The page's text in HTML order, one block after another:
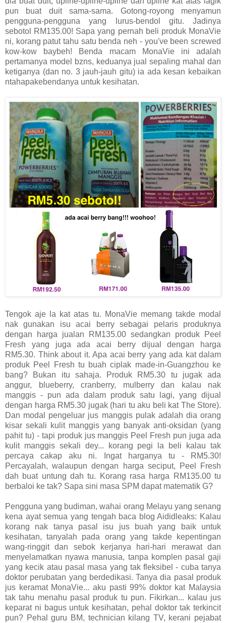
pun buat duit sama-sama. Gotong-royong menyamun
pengguna-pengguna yang lurus-bendol gitu. Jadinya
sebotol RM135.00! Sapa yang pernah beli produk MonaVie
ni, korang patut tahu satu benda neh - you've been screwed
kow-kow baybeh! Benda macam MonaVie ini adalah
pertamanya model bzns, keduanya jual sepaling mahal dan
ketiganya (dan no. 3 jauh-jauh gitu) ia ada kesan kebaikan
ntahapakebendanya untuk kesihatan.
Tengok aje la kat atas tu. MonaVie memang takde modal
nak gunakan isu acai berry sebagai pelaris produknya
dengan harga jualan RM135.00 sedangkan produk Peel
Fresh yang juga ada acai berry dijual dengan harga
RM5.30. Think about it. Apa acai berry yang ada kat dalam
produk Peel Fresh tu buah ciplak made-in-Guangzhou ke
bang? Bukan itu sahaja. Produk RM5.30 tu jugak ada
anggur, blueberry, cranberry, mulberry dan kalau nak
manggis - pun ada dalam produk satu lagi, yang dijual
dengan harga RM5.30 jugak (hari tu aku beli kat The Store).
Dan modal pengeluar jus manggis pulak adalah dia orang
kisar sekali kulit manggis yang banyak anti-oksidan (yang
pahit tu) - tapi produk jus manggis Peel Fresh pun juga ada
kulit manggis sekali dey... korang pegi la beli kalau tak
percaya cakap aku ni. Ingat harganya tu - RM5.30!
Percayalah, walaupun dengan harga seciput, Peel Fresh
dah buat untung dah tu. Korang rasa harga RM135.00 tu
berbaloi ke tak? Sapa sini masa SPM dapat matematik G?
Pengguna yang budiman, wahai orang Melayu yang senang
kena ayat semua yang tengah baca blog Aididleaks: Kalau
korang nak tanya pasal isu jus buah yang baik untuk
kesihatan, tanyalah pada orang yang takde kepentingan
wang-ringgit dan sebok kerjanya hari-hari merawat dan
menyelamatkan nyawa manusia, tanpa komplen pasal gaji
yang kecik atau pasal masa yang tak fleksibel - cuba tanya
doktor perubatan yang berdedikasi. Tanya dia pasal produk
jus keramat MonaVie... aku pasti 99% doktor kat Malaysia
tak tahu menahu pasal produk tu pun. Fikirkan... kalau jus
keparat ni bagus untuk kesihatan, pehal doktor tak terkincit
pun? Pehal guru BM, technician kilang TV, kerani pejabat